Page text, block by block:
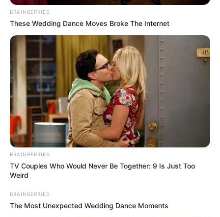
BRAINBERRIES
These Wedding Dance Moves Broke The Internet
BRAINBERRIES
TV Couples Who Would Never Be Together: 9 Is Just Too
Weird
BRAINBERRIES
The Most Unexpected Wedding Dance Moments